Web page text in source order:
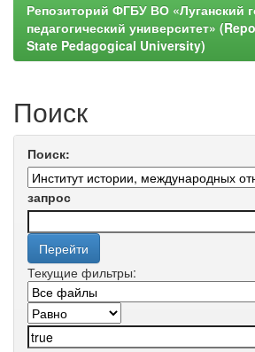
Репозиторий ФГБУ ВО «Луганский
педагогический университет»
State Pedagogical University)
Поиск
Поиск:
запрос
Текущие фильтры: